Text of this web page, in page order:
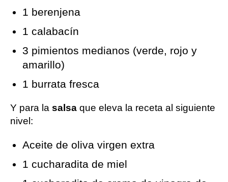
1 berenjena
1 calabacín
3 pimientos medianos (verde, rojo y
amarillo)
1 burrata fresca
Y para la salsa que eleva la receta al siguiente
nivel:
Aceite de oliva virgen extra
1 cucharadita de miel